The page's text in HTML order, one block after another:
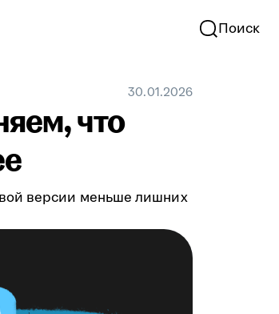
Поиск
30.01.2026
что
версии меньше лишних